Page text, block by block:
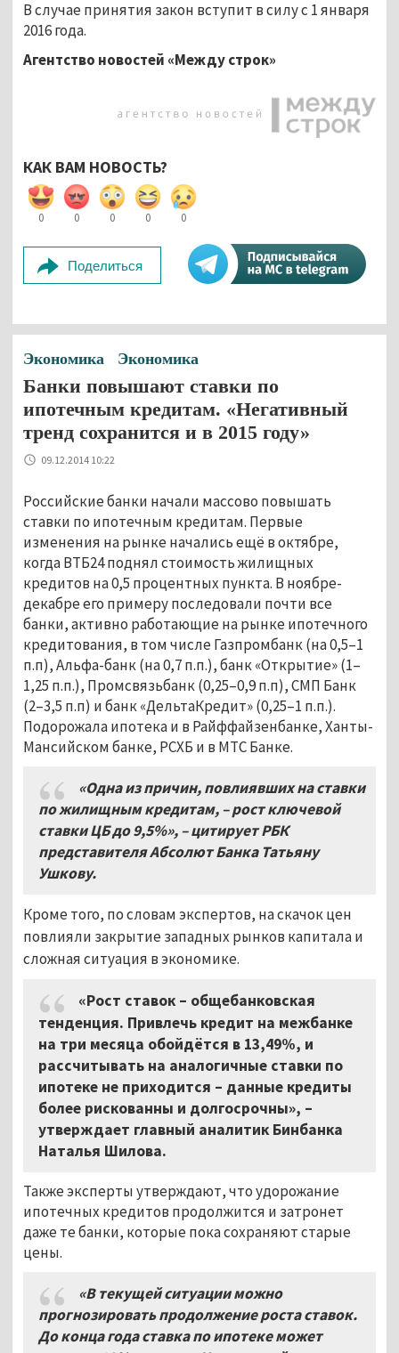
В случае принятия закон вступит в силу с 1 января
2016 года.
Агентство новостей «Между строк»
КАК ВАМ НОВОСТЬ?
0 0 0 0 0
Поделиться
Экономика Экономика
Банки повышают ставки по
ипотечным кредитам. «Негативный
тренд сохранится и в 2015 году»
09.12.2014 10:22
Российские банки начали массово повышать
ставки по ипотечным кредитам. Первые
изменения на рынке начались ещё в октябре,
когда ВТБ24 поднял стоимость жилищных
кредитов на 0,5 процентных пункта. В ноябре-
декабре его примеру последовали почти все
банки, активно работающие на рынке ипотечного
кредитования, в том числе Газпромбанк (на 0,5–1
п.п), Альфа-банк (на 0,7 п.п.), банк «Открытие» (1–
1,25 п.п.), Промсвязьбанк (0,25–0,9 п.п), СМП Банк
(2–3,5 п.п) и банк «ДельтаКредит» (0,25–1 п.п.).
Подорожала ипотека и в Райффайзенбанке, Ханты-
Мансийском банке, РСХБ и в МТС Банке.
«Одна из причин, повлиявших на ставки
по жилищным кредитам, – рост ключевой
ставки ЦБ до 9,5%», – цитирует РБК
представителя Абсолют Банка Татьяну
Ушкову.
Кроме того, по словам экспертов, на скачок цен
повлияли закрытие западных рынков капитала и
сложная ситуация в экономике.
«Рост ставок – общебанковская
тенденция. Привлечь кредит на межбанке
на три месяца обойдётся в 13,49%, и
рассчитывать на аналогичные ставки по
ипотеке не приходится – данные кредиты
более рискованны и долгосрочны», –
утверждает главный аналитик Бинбанка
Наталья Шилова.
Также эксперты утверждают, что удорожание
ипотечных кредитов продолжится и затронет
даже те банки, которые пока сохраняют старые
цены.
«В текущей ситуации можно
прогнозировать продолжение роста ставок.
До конца года ставка по ипотеке может